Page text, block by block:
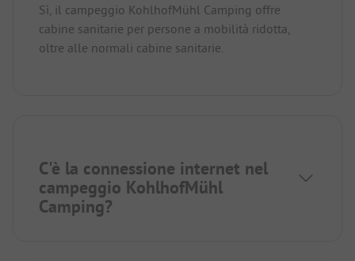
Sì, il campeggio KohlhofMühl Camping offre
cabine sanitarie per persone a mobilità ridotta,
oltre alle normali cabine sanitarie.
C'è la connessione internet nel
campeggio KohlhofMühl
Camping?